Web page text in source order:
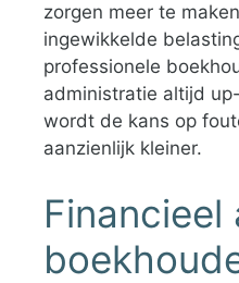
zorgen meer te
ingewikkelde
professionele
administratie altijd
wordt de kans op
aanzienlijk kleiner.
Financieel